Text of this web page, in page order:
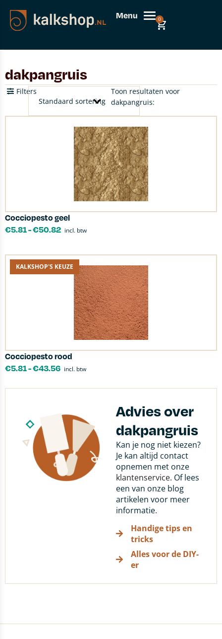
Menu 0
dakpangruis
Toon resultaten voor
dakpangruis:
Filters
Cocciopesto geel
€5.81-€50.82 incl. btw
KALKSHOP'S KEUZE
Cocciopesto rood
€5.81-€43.56 incl. btw
Advies over
dakpangruis
Kan je nog niet kiezen?
Je kan altijd contact
opnemen met onze
klantenservice. Of lees
een van onze blog
artikelen voor meer
informatie.
Handige tips en
tricks
Alles voor de DIY-
er